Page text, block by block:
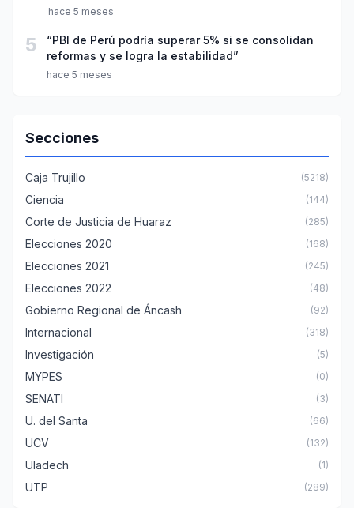
hace 5 meses
5
“PBI de Perú podría superar 5% si se consolidan
reformas y se logra la estabilidad”
hace 5 meses
Secciones
Caja Trujillo (5218)
Ciencia (144)
Corte de Justicia de Huaraz (285)
Elecciones 2020 (168)
Elecciones 2021 (245)
Elecciones 2022 (48)
Gobierno Regional de Áncash (92)
Internacional (318)
Investigación (5)
MYPES (0)
SENATI (3)
U. del Santa (66)
UCV (132)
Uladech (1)
UTP (289)